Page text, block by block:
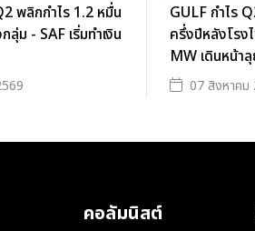
พลิกกำไร 1.2 หมื่น
ม - SAF เริ่มทำเงิน
GULF กำไร
ครึ่งปีหลังโร
MW เดินหน้
07 สิงหาคม
คอลัมนิสต์